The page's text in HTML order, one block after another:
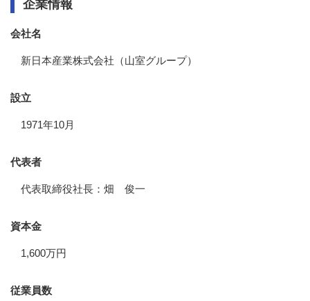
企業情報
会社名
新日本産業株式会社（山室グループ）
設立
1971年10月
代表者
代表取締役社長：畑 俊一
資本金
1,600万円
従業員数